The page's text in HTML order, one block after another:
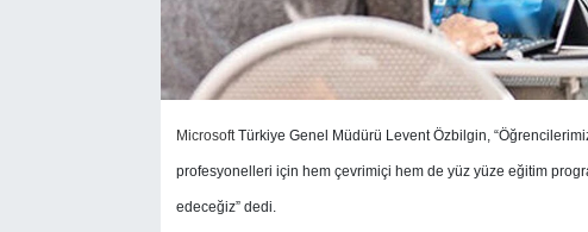
MicrosoftTürkiye Genel Müdürü Levent Özbilgin,
profesyonelleri için hem çevrimiçi hem de yüz yüze eğitim
edeceğiz” dedi.